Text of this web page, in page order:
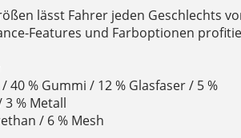
lässt Fahrer jeden Geschlechts
Features und Farboptionen
40 % Gummi / 12 % Glasfaser / 5 %
% Metall
/ 6 % Mesh